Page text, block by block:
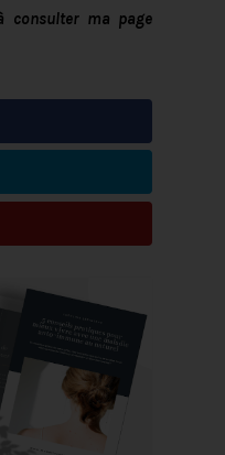
consulter ma page